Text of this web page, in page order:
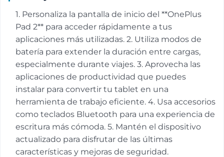
1. Personaliza la pantalla de inicio del **OnePlus
Pad 2** para acceder rápidamente a tus
aplicaciones más utilizadas. 2. Utiliza modos de
batería para extender la duración entre cargas,
especialmente durante viajes. 3. Aprovecha las
aplicaciones de productividad que puedes
instalar para convertir tu tablet en una
herramienta de trabajo eficiente. 4. Usa accesorios
como teclados Bluetooth para una experiencia de
escritura más cómoda. 5. Mantén el dispositivo
actualizado para disfrutar de las últimas
características y mejoras de seguridad.